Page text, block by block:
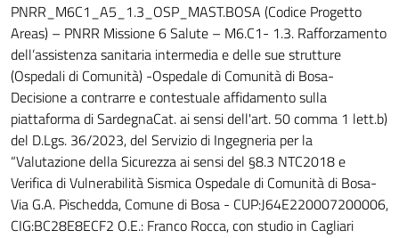
PNRR_M6C1_A5_1.3_OSP_MAST.BOSA (Codice Progetto
Areas) – PNRR Missione 6 Salute – M6.C1- 1.3. Rafforzamento
dell’assistenza sanitaria intermedia e delle sue strutture
(Ospedali di Comunità) -Ospedale di Comunità di Bosa-
Decisione a contrarre e contestuale affidamento sulla
piattaforma di SardegnaCat. ai sensi dell'art. 50 comma 1 lett.b)
del D.Lgs. 36/2023, del Servizio di Ingegneria per la
“Valutazione della Sicurezza ai sensi del §8.3 NTC2018 e
Verifica di Vulnerabilità Sismica Ospedale di Comunità di Bosa-
Via G.A. Pischedda, Comune di Bosa - CUP:J64E220007200006,
CIG:BC28E8ECF2 O.E.: Franco Rocca, con studio in Cagliari